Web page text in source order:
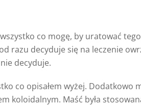
co mogę, by uratować tego
razu decyduje się na leczenie
decyduje.
co opisałem wyżej.
koloidalnym. Maść była